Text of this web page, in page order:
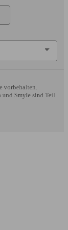
vorbehalten.
und Smyle sind Teil